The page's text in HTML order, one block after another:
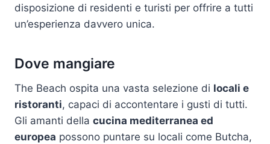
disposizione di residenti e turisti per offrire a tutti
un’esperienza davvero unica.
Dove mangiare
The Beach ospita una vasta selezione di locali e
ristoranti, capaci di accontentare i gusti di tutti.
Gli amanti della cucina mediterranea ed
europea possono puntare su locali come Butcha,